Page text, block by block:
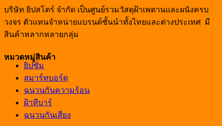
บริษัท ยิปสโตร์ จำกัด เป็นศูนย์รวมวัสดุฝ้าเพดานและผนังครบ
วงจร ตัวแทนจำหน่ายแบรนด์ชั้นนำทั้งไทยและต่างประเทศ มี
สินค้าหลากหลายกลุ่ม
หมวดหมู่สินค้า
ยิปซั่ม
สมาร์ทบอร์ด
ฉนวนกันความร้อน
ฝ้าทีบาร์
ฉนวนกันเสียง